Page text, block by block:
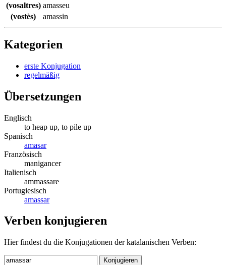
(vosaltres) amasseu
(vostès)
amassin
Kategorien
erste Konjugation
regelmäßig
Übersetzungen
Englisch
to heap up, to pile up
Spanisch
amasar
Französisch
manigancer
Italienisch
ammassare
Portugiesisch
amassar
Verben konjugieren
Hier findest du die Konjugationen der katalanischen Verben:
Konjugieren